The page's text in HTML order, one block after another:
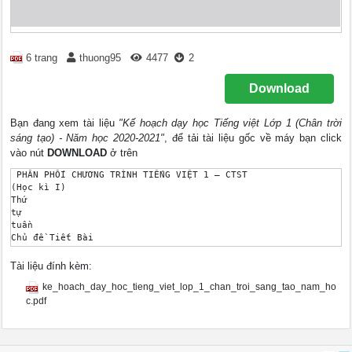
6 trang thuong95 4477 2
Download
Bạn đang xem tài liệu "Kế hoạch dạy học Tiếng việt Lớp 1 (Chân trời
sáng tạo) - Năm học 2020-2021", để tải tài liệu gốc về máy bạn click
vào nút DOWNLOAD ở trên
PHÂN PHỐI CHƯƠNG TRÌNH TIẾNG VIỆT 1 – CTST
(Học kì I)
Thứ
tự
tuần
Chủ đề Tiết Bài
Những
học
đầu
Tài liệu đính kèm:
ke_hoach_day_hoc_tieng_viet_lop_1_chan_troi_sang_tao_nam_ho
c.pdf